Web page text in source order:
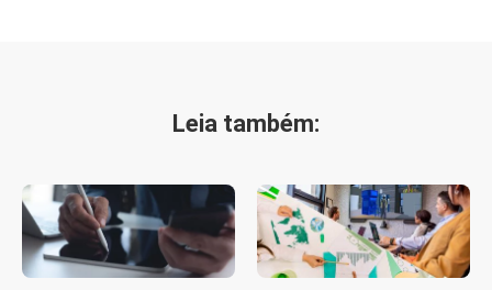
Leia também: